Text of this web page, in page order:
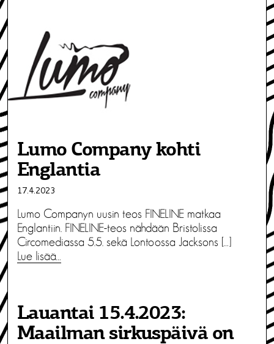
Lumo Company kohti
Englantia
17.4.2023
Lumo Companyn uusin teos FINELINE matkaa
Englantiin. FINELINE-teos nähdään Bristolissa
Circomediassa 5.5. sekä Lontoossa Jacksons […]
Lue lisää…
Lauantai 15.4.2023:
Maailman sirkuspäivä on